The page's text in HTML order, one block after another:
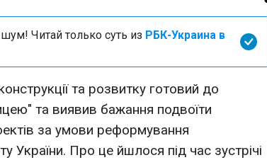
Читай только суть из РБК-Украина в
та розвитку готовий до
та виявив бажання подвоїти
за умови реформування
України. Про це йшлося під час зустрічі